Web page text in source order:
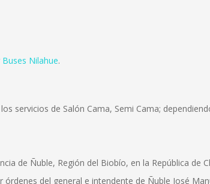
Buses Nilahue.
servicios de Salón Cama, Semi Cama;
de Ñuble, Región del Biobío, en la República de
del general e intendente de Ñuble José